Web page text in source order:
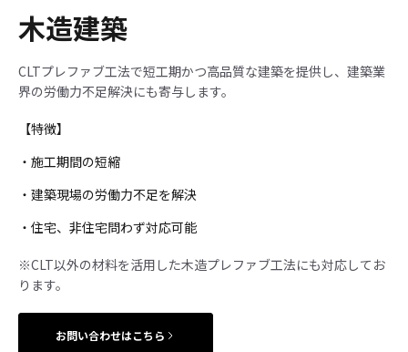
木造建築
CLTプレファブ工法で短工期かつ高品質な建築を提供し、建築業
界の労働力不足解決にも寄与します。
【特徴】
・施工期間の短縮
・建築現場の労働力不足を解決
・住宅、非住宅問わず対応可能
※CLT以外の材料を活用した木造プレファブ工法にも対応してお
ります。
お問い合わせはこちら